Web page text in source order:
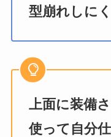
型崩れしに
上面に装備
使って自分